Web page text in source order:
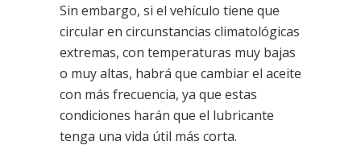
Sin embargo, si el vehículo tiene que
circular en circunstancias climatológicas
extremas, con temperaturas muy bajas
o muy altas, habrá que cambiar el aceite
con más frecuencia, ya que estas
condiciones harán que el lubricante
tenga una vida útil más corta.